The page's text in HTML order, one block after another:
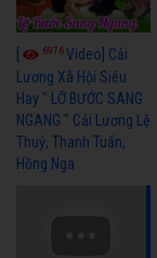
6976Video] Cải
Lương Xã Hội Siêu
Hay " LỠ BƯỚC SANG
NGANG " Cải Lương Lệ
Thuỷ, Thanh Tuấn,
Hồng Nga